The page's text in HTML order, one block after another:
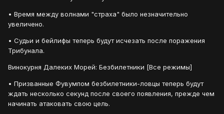
• Время между волнами "страха" было незначительно
увеличено.
• Судьи и бейлифы теперь будут исчезать после поражения
Трибунала.
Винокурня Далеких Морей: Безбилетники [Все режимы]
• Призванные Фувумпом безбилетники-ловцы теперь будут
ждать несколько секунд после своего появления, прежде чем
начинать атаковать свою цель.